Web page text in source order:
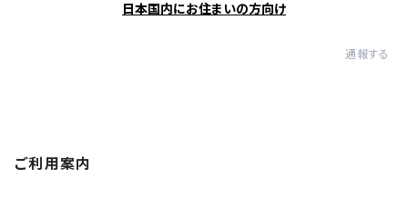
日本国内にお住まいの方向け
通報する
ご利用案内